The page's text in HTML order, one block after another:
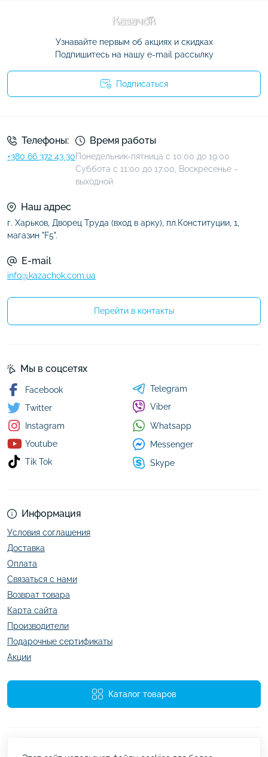
Узнавайте первым об акциях и скидках
Подпишитесь на нашу e-mail рассылку
Подписаться
Телефоны:
+380 66 372 43 30
Время работы
Понедельник-пятница с 10:00 до 19:00
Суббота с 11:00 до 17:00, Воскресенье -
выходной
Наш адрес
г. Харьков, Дворец Труда (вход в арку), пл.Конституции, 1,
магазин "F5".
E-mail
info@kazachok.com.ua
Перейти в контакты
Информация
Условия соглашения
Доставка
Оплата
Связаться с нами
Возврат товара
Карта сайта
Производители
Подарочные сертификаты
Акции
Каталог товаров
Мы в соцсетях
Facebook
Twitter
Instagram
Youtube
Tik Tok
Telegram
Viber
Whatsapp
Messenger
Skype